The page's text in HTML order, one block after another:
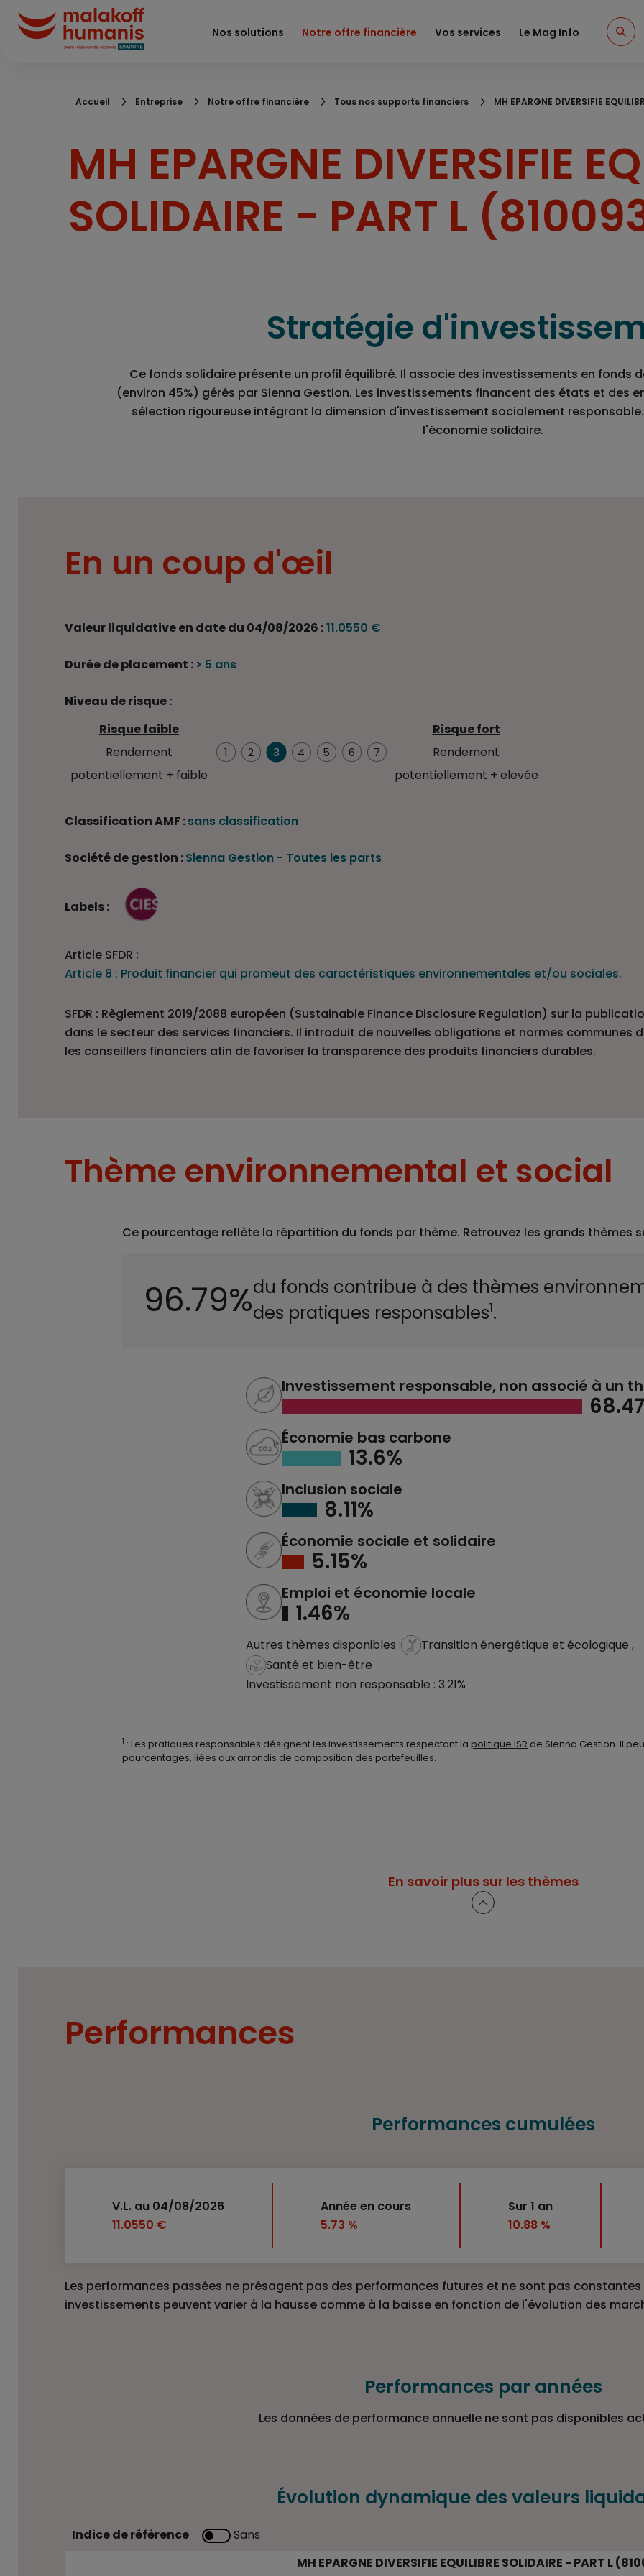
Aller
contenu
Nos solutions Notre offre financière Vos services Le Mag Info
Fil
Accueil Entreprise Notre offre financière Tous nos supports financiers MH EPARGNE DIVERSIFIE
MH EPARGNE DIVERSIFIE
SOLIDAIRE - PART L
Stratégie
Ce fonds solidaire présente un profil équilibré. Il associe des investissements en fonds
(environ 45%) gérés par Sienna Gestion. Les investissements financent des états et des
sélection rigoureuse intégrant la dimension d'investissement socialement
l'économie solidaire.
En un coup d'œil
Valeur liquidative en date du 04/08/2026 :11.0550 €
Durée de placement : > 5 ans
Niveau de risque :
Risque faible
Rendement
potentiellement + faible
1 2 3
3/7 4 5 6 7
Risque fort
Rendement
potentiellement + elevée
Classification AMF :sans classification
Société de gestion :Sienna Gestion - Toutes les parts
Labels :
Article SFDR :
Article 8 : Produit financier qui promeut des caractéristiques environnementales et/ou sociales.
SFDR : Règlement 2019/2088 européen (Sustainable Finance Disclosure Regulation) sur la
dans le secteur des services financiers. Il introduit de nouvelles obligations et normes communes
les conseillers financiers afin de favoriser la transparence des produits financiers durables.
Thème environnemental et social
Ce pourcentage reflète la répartition du fonds par thème. Retrouvez les grands thèmes
96.79%du fonds contribue à des thèmes
des pratiques responsables1.
Investissement responsable, non associé à un
Économie bas carbone
13.6%
Inclusion sociale
8.11%
Économie sociale et solidaire
5.15%
Emploi et économie locale
1.46%
Autres thèmes disponibles :
Transition énergétique et écologique ,
Santé et bien-être
Investissement non responsable : 3.21%
1 : Les pratiques responsables désignent les investissements respectant la politique ISR de Sienna Gestion. Il
pourcentages, liées aux arrondis de composition des portefeuilles.
En savoir plus sur les thèmes
Performances
Performances cumulées
V.L. au 04/08/2026
11.0550 €
Année en cours
5.73 %
Sur 1 an
10.88 %
Les performances passées ne présagent pas des performances futures et ne sont pas constantes
investissements peuvent varier à la hausse comme à la baisse en fonction de l'évolution des
Performances par années
Les données de performance annuelle ne sont pas disponibles
Évolution dynamique des valeurs
Indice de référence Sans
MH EPARGNE DIVERSIFIE EQUILIBRE SOLIDAIRE - PART L (810093)
MH EPARGNE DIVERSIFIE EQUILIBRE SOLIDAIRE - PART L